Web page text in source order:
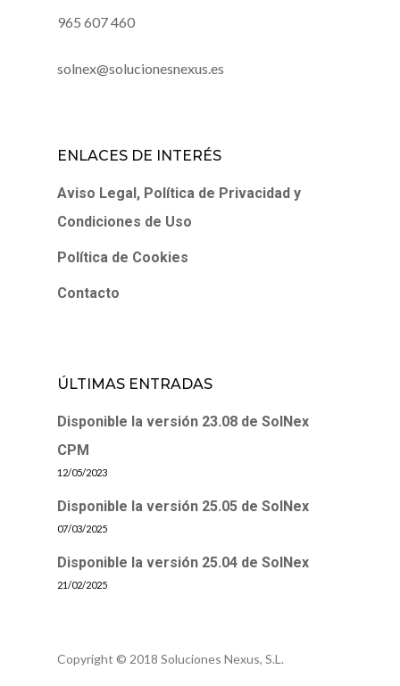
965 607 460
solnex@solucionesnexus.es
ENLACES DE INTERÉS
Aviso Legal, Política de Privacidad y
Condiciones de Uso
Política de Cookies
Contacto
ÚLTIMAS ENTRADAS
Disponible la versión 23.08 de SolNex
CPM
12/05/2023
Disponible la versión 25.05 de SolNex
07/03/2025
Disponible la versión 25.04 de SolNex
21/02/2025
Copyright © 2018 Soluciones Nexus, S.L.